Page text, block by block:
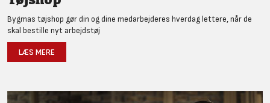
Bygmas tøjshop gør din og dine medarbejderes hverdag lettere, når de
skal bestille nyt arbejdstøj
LÆS MERE